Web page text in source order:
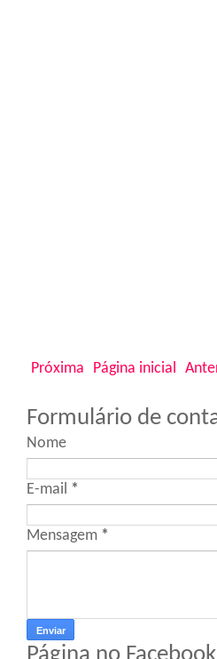
Próxima Página inicial
Formulário de
Nome
E-mail *
Mensagem *